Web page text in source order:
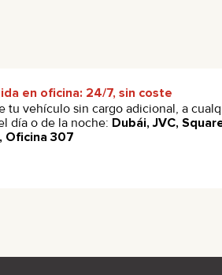
en oficina: 24/7, sin coste
tu vehículo sin cargo adicional, a
día o de la noche: Dubái, JVC,
Oficina 307